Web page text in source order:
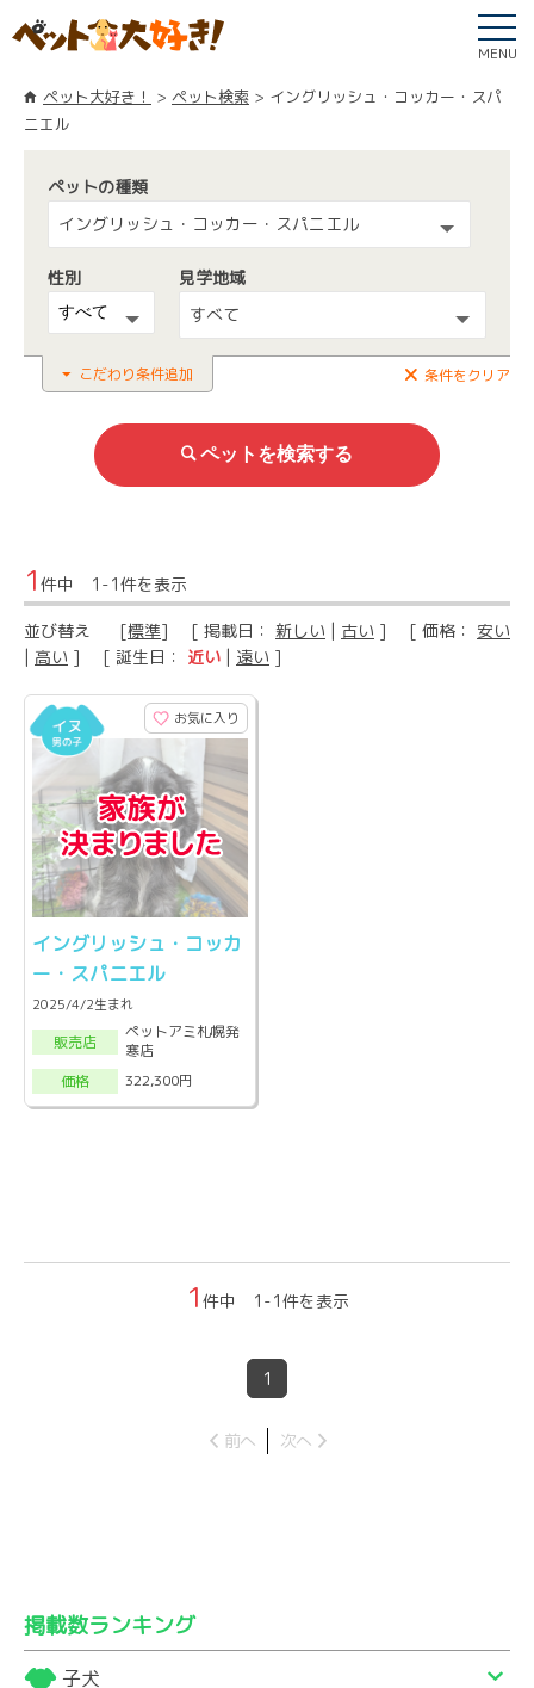
MENU
ペット大好き！ ペット検索
イングリッシュ・コッカー・スパ
ニエル
ペットの種類
イングリッシュ・コッカー・スパニエル
性別
見学地域
すべて
こだわり条件追加 条件をクリア
1 件中 1-1件を表示
並び替え [標準] [ 掲載日： 新しい | 古い ] [ 価格： 安い
| 高い ] [ 誕生日： 近い | 遠い ]
お気に入り
イングリッシュ・コッカ
ー・スパニエル
2025/4/2生まれ
販売店
ペットアミ札幌発
寒店
価格
322,300円
1 件中 1-1件を表示
1
前へ 次へ
掲載数ランキング
子犬